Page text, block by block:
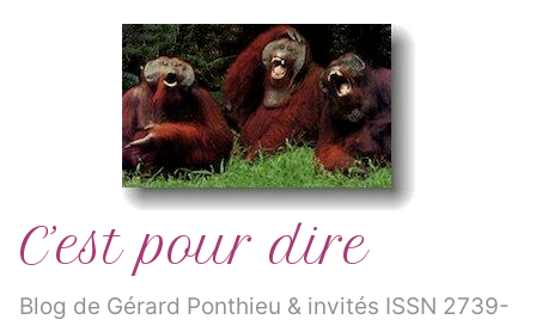
C’est pour dire
Blog de Gérard Ponthieu & invités ISSN 2739-